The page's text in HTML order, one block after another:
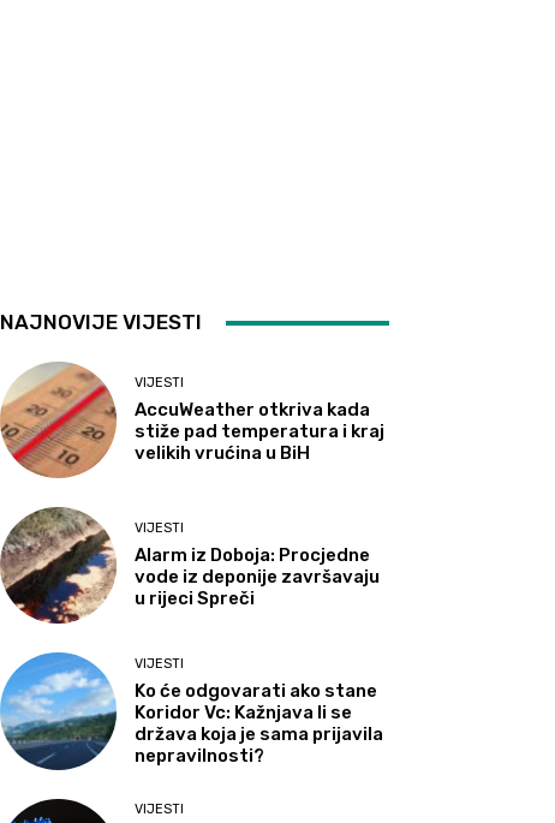
NAJNOVIJE VIJESTI
VIJESTI
AccuWeather otkriva kada
stiže pad temperatura i kraj
velikih vrućina u BiH
VIJESTI
Alarm iz Doboja: Procjedne
vode iz deponije završavaju
u rijeci Spreči
VIJESTI
Ko će odgovarati ako stane
Koridor Vc: Kažnjava li se
država koja je sama prijavila
nepravilnosti?
VIJESTI